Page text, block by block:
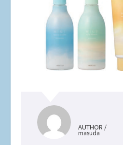
AUTHOR /
masuda